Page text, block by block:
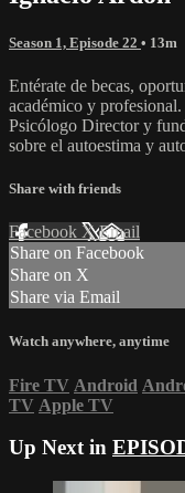
Season 1, Episode 22 • 13m
Entérate de becas,
académico y
Psicólogo Director y
sobre el autoestima y
Share with friends
Facebook XEmail
Share on Facebook
Share on X
Share via Email
Watch anywhere, anytime
Fire TV Android
TV Apple TV
Up Next in